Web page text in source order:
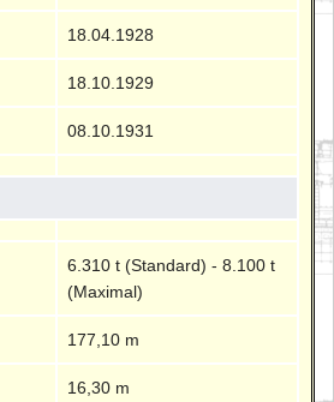
18.04.1928
18.10.1929
08.10.1931
6.310 t (Standard) - 8.100 t
(Maximal)
177,10 m
16,30 m